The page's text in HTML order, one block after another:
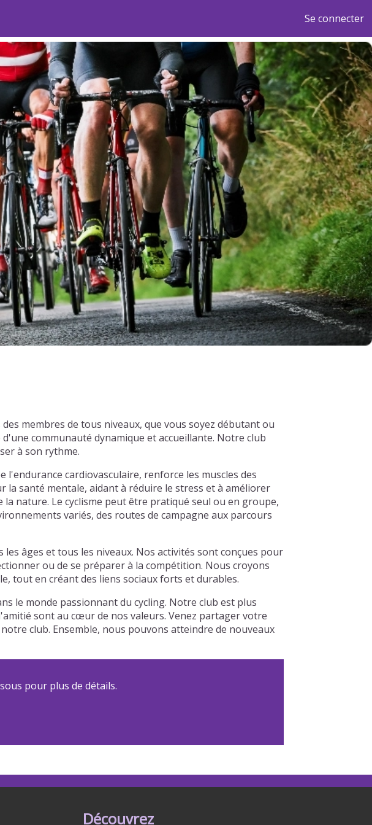
Se connecter
membres de tous niveaux, que vous soyez débutant ou
communauté dynamique et accueillante. Notre club
à son rythme.
cardiovasculaire, renforce les muscles des
la santé mentale, aidant à réduire le stress et à améliorer
nature. Le cyclisme peut être pratiqué seul ou en groupe,
variés, des routes de campagne aux parcours
âges et tous les niveaux. Nos activités sont conçues pour
ou de se préparer à la compétition. Nous croyons
tout en créant des liens sociaux forts et durables.
le monde passionnant du cycling. Notre club est plus
sont au cœur de nos valeurs. Venez partager votre
club. Ensemble, nous pouvons atteindre de nouveaux
pour plus de détails.
Découvrez